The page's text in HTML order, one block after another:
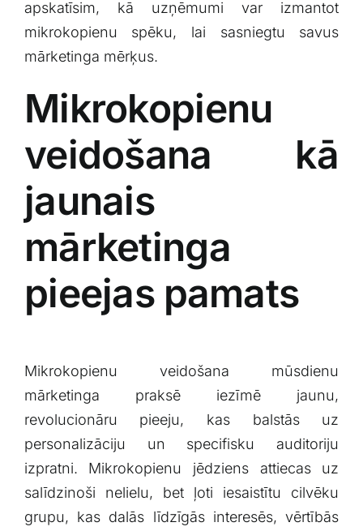
apskatīsim, kā uzņēmumi var izmantot
mikrokopienu spēku, lai sasniegtu savus
mārketinga mērķus.
Mikrokopienu
veidošana ⁣kā
jaunais
mārketinga
pieejas⁢ pamats
Mikrokopienu veidošana​ mūsdienu
mārketinga praksē iezīmē jaunu,
revolucionāru pieeju, kas balstās uz
personalizāciju un specifisku ​auditoriju
izpratni. Mikrokopienu‍ jēdziens attiecas⁤ uz⁣
salīdzinoši nelielu, bet ļoti iesaistītu cilvēku
grupu, kas dalās līdzīgās interesēs, vērtībās‍